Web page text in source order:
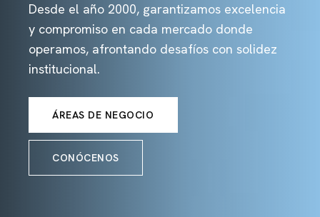
Desde el año 2000, garantizamos excelencia
y compromiso en cada mercado donde
operamos, afrontando desafíos con solidez
institucional.
ÁREAS DE NEGOCIO
CONÓCENOS